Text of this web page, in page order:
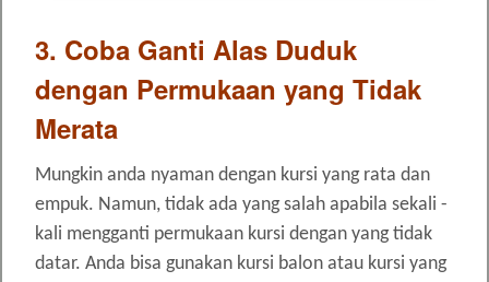
3. Coba Ganti Alas Duduk
dengan Permukaan yang Tidak
Merata
Mungkin anda nyaman dengan kursi yang rata dan
empuk. Namun, tidak ada yang salah apabila sekali -
kali mengganti permukaan kursi dengan yang tidak
datar. Anda bisa gunakan kursi balon atau kursi yang